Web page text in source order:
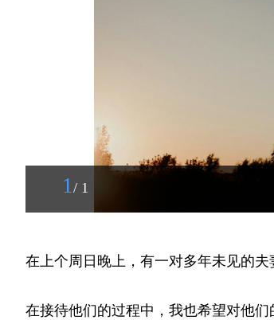
1 / 1
在上个周日晚上，有一对多年未见的夫
在接待他们的过程中，我也希望对他